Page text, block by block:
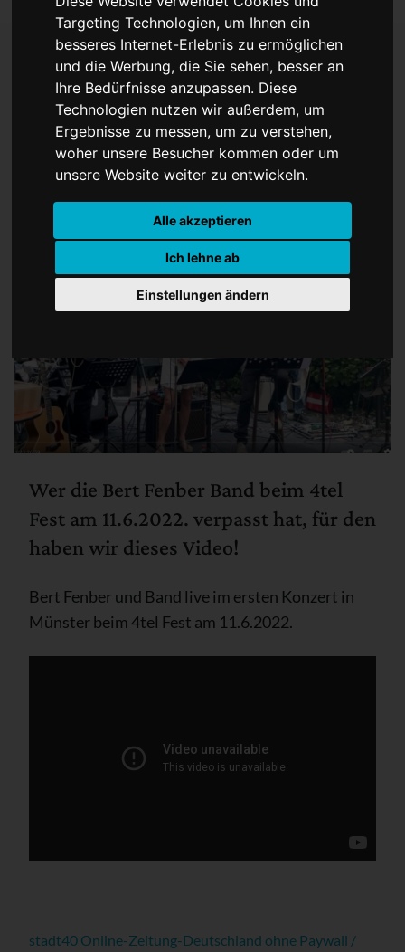
Targeting Technologien, um Ihnen ein
besseres Internet-Erlebnis zu ermöglichen
und die Werbung, die Sie sehen, besser an
Ihre Bedürfnisse anzupassen. Diese
Technologien nutzen wir außerdem, um
Ergebnisse zu messen, um zu verstehen,
woher unsere Besucher kommen oder um
unsere Website weiter zu entwickeln.
Alle akzeptieren
Ich lehne ab
Einstellungen ändern
Bert Fenber und Band
Live am 11.06.22 in
Münster
Wer die Bert Fenber Band beim 4tel
Fest am 11.6.2022. verpasst hat, für den
haben wir dieses Video!
Bert Fenber und Band live im ersten Konzert in
Münster beim 4tel Fest am 11.6.2022.
stadt40 Online-Zeitung-Deutschland ohne Paywall /